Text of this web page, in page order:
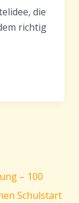
die
richtig
– 100
Schulstart